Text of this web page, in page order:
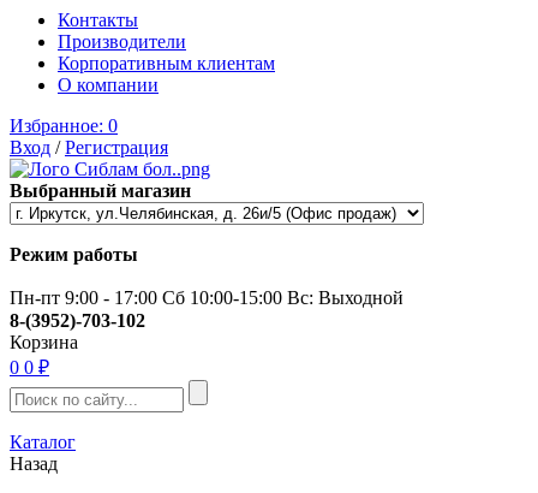
Контакты
Производители
Корпоративным клиентам
О компании
Избранное: 0
Вход /Регистрация
Выбранный магазин
Режим работы
Пн-пт 9:00 - 17:00 Сб 10:00-15:00 Вс: Выходной
8-(3952)-703-102
Корзина
0 0 ₽
Каталог
Назад